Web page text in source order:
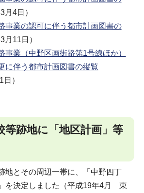
月4日）
事業の認可に伴う都市計画図書の
月11日）
事業（中野区画街路第1号線ほか）
に伴う都市計画図書の縦覧
）
等跡地に「地区計画」等
地とその周辺一帯に、「中野四丁
を決定しました（平成19年4月 東